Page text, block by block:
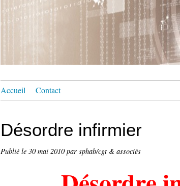
Accueil Contact
Désordre infirmier
Publié le 30 mai 2010par sphab/cgt & associés